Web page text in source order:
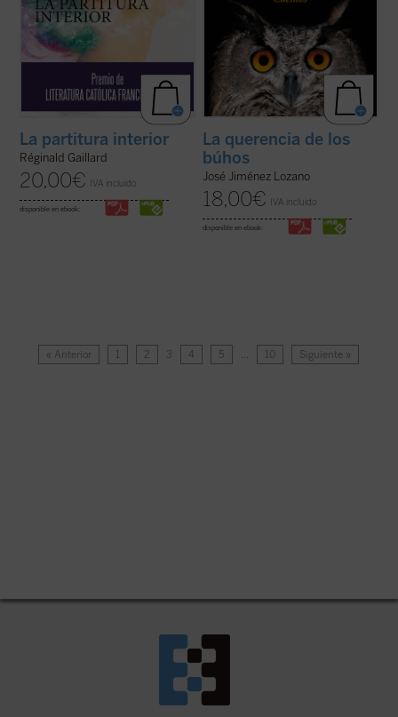
La partitura interior
Réginald Gaillard
20,00€ IVA incluido
disponible en ebook:
La querencia de los
búhos
José Jiménez Lozano
18,00€ IVA incluido
disponible en ebook:
« Anterior 1 2 3 4 5 … 10 Siguiente »